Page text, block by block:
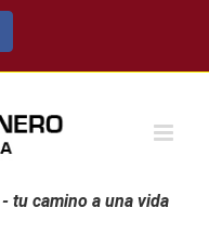
tu camino a una vida